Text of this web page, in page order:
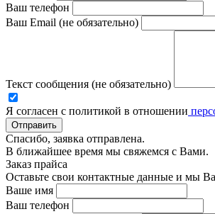
Ваш телефон
Ваш Email (не обязательно)
Текст сообщения (не обязательно)
Я согласен с политикой в отношении
Отправить
Спасибо, заявка отправлена.
В ближайшее время мы свяжемся с Вами.
Заказ прайса
Оставьте свои контактные данные и мы
Ваше имя
Ваш телефон